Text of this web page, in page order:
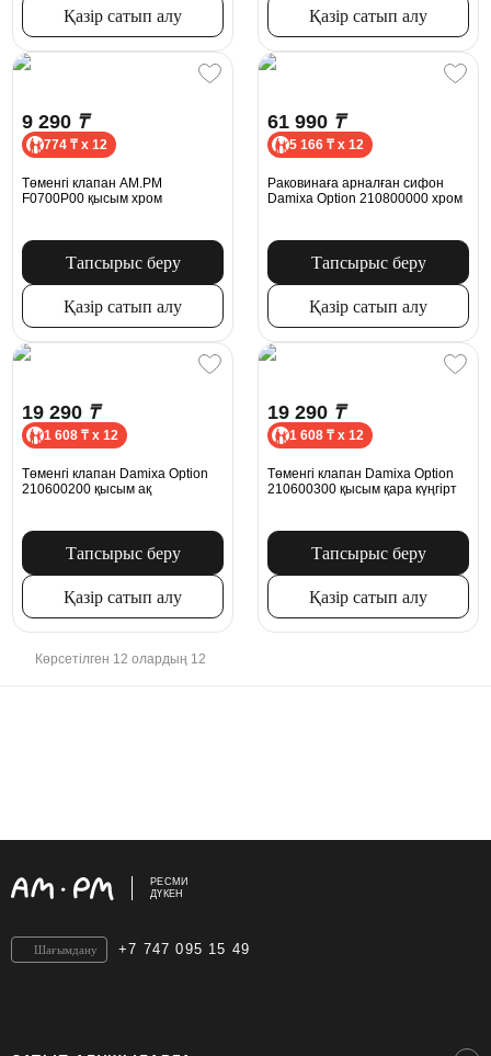
Қазір сатып алу Қазір сатып алу
9 290 ₸
774 ₸ x 12
Төменгі клапан AM.PM
F0700P00 қысым хром
Тапсырыс беру
Қазір сатып алу
61 990 ₸
5 166 ₸ x 12
Раковинаға арналған сифон
Damixa Option 210800000 хром
Тапсырыс беру
Қазір сатып алу
19 290 ₸
1 608 ₸ x 12
Төменгі клапан Damixa Option
210600200 қысым ақ
Тапсырыс беру
Қазір сатып алу
19 290 ₸
1 608 ₸ x 12
Төменгі клапан Damixa Option
210600300 қысым қара күңгірт
Тапсырыс беру
Қазір сатып алу
Көрсетілген 12 олардың 12
РЕСМИ
ДҮКЕН
+7 747 095 15 49
Шағымдану